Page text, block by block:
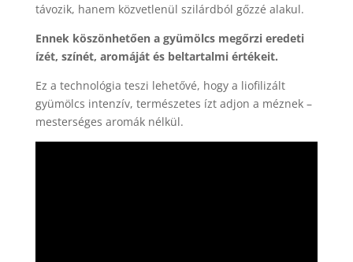
távozik, hanem közvetlenül szilárdból gőzzé alakul.
Ennek köszönhetően a gyümölcs megőrzi eredeti
ízét, színét, aromáját és beltartalmi értékeit.
Ez a technológia teszi lehetővé, hogy a liofilizált
gyümölcs intenzív, természetes ízt adjon a méznek –
mesterséges aromák nélkül.